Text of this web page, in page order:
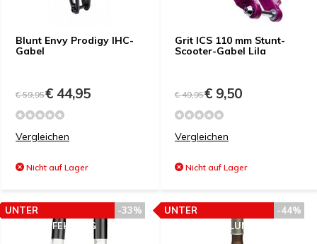
Blunt Envy Prodigy IHC-
Gabel
€ 59,95€ 44,95
Vergleichen
Nicht auf Lager
Grit ICS 110 mm Stunt-
Scooter-Gabel Lila
€ 49,95€ 9,50
Vergleichen
Nicht auf Lager
-33%
UNTER
PREISEMPFEHLUNG
-44%
UNTER
PREISEMPFEHLUNG